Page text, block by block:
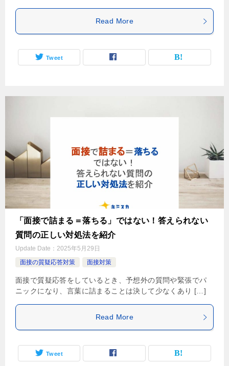
Read More
Tweet
「面接で詰まる＝落ちる」ではない！答えられない
質問の正しい対処法を紹介
Update Date： 2025年5月29日
面接の質疑応答対策
面接対策
面接で質疑応答をしているとき、予想外の質問や緊張でパ
ニックになり、言葉に詰まることは決して少なくあり […]
Read More
Tweet